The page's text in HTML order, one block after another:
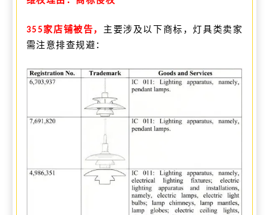
355 家店铺被告， 主要涉及以下商标，灯具类卖家
需注意排查规避：